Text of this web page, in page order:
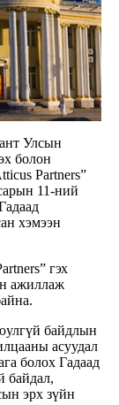
Улсын
болон
Partners”
11-ний
хэмээн
гэх
ажиллаж
байдлын
асуудал
болох Гадаад
байдал,
эрх зүйн